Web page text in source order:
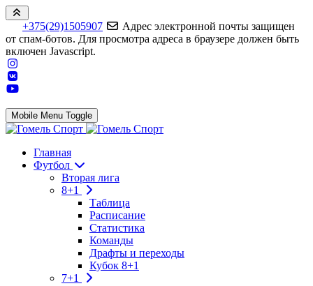
+375(29)1505907
Адрес электронной почты защищен
от спам-ботов. Для просмотра адреса в браузере должен быть
включен Javascript.
Mobile Menu Toggle
Главная
Футбол
Вторая лига
8+1
Таблица
Расписание
Статистика
Команды
Драфты и переходы
Кубок 8+1
7+1